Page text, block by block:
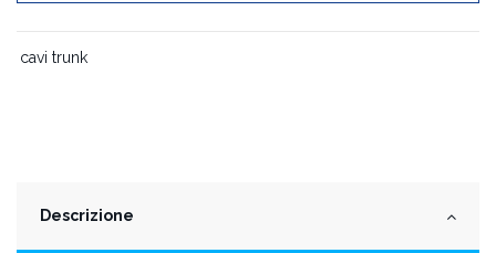
cavi trunk
Descrizione